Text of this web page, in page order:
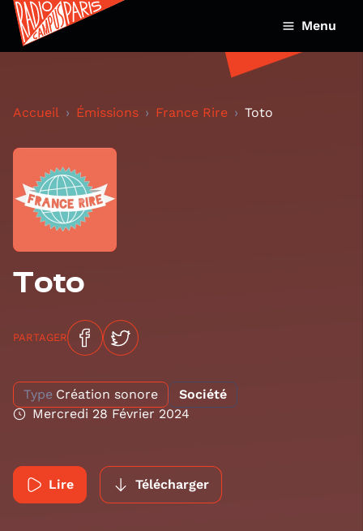
Menu
Accueil Émissions France Rire Toto
Toto
PARTAGER
Type Création sonore
Société
Mercredi 28 Février 2024
Lire Télécharger